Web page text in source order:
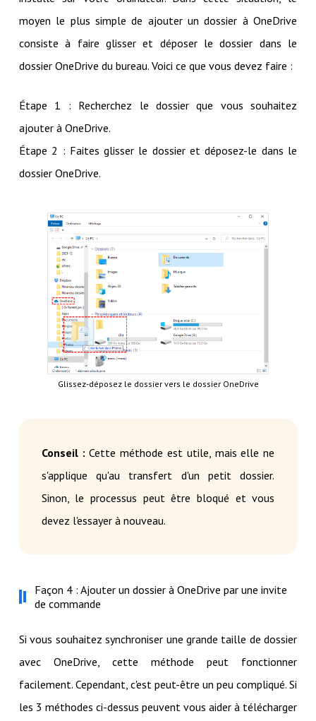
moyen le plus simple de ajouter un dossier à OneDrive
consiste à faire glisser et déposer le dossier dans le
dossier OneDrive du bureau. Voici ce que vous devez faire :
Étape 1 : Recherchez le dossier que vous souhaitez
ajouter à OneDrive.
Étape 2 : Faites glisser le dossier et déposez-le dans le
dossier OneDrive.
Glissez-déposez le dossier vers le dossier OneDrive
Conseil : Cette méthode est utile, mais elle ne
s'applique qu'au transfert d'un petit dossier.
Sinon, le processus peut être bloqué et vous
devez l'essayer à nouveau.
Façon 4 : Ajouter un dossier à OneDrive par une invite
de commande
Si vous souhaitez synchroniser une grande taille de dossier
avec OneDrive, cette méthode peut fonctionner
facilement. Cependant, c'est peut-être un peu compliqué. Si
les 3 méthodes ci-dessus peuvent vous aider à télécharger